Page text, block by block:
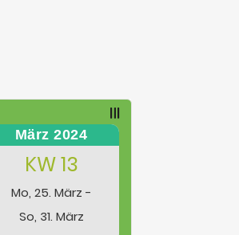
März 2024
KW 13
Mo, 25. März -
So, 31. März